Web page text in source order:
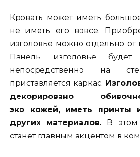
Кровать может иметь
не иметь его вовсе.
изголовье можно отдельно от
Панель изголовье будет
непосредственно на
приставляется каркас.
декорировано
эко кожей, иметь принты
других материалов. В этом
станет главным акцентом в